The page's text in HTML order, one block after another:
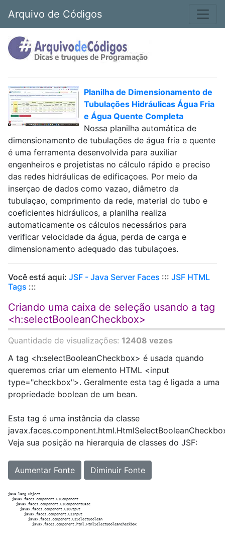
Arquivo de Códigos
Planilha de Dimensionamento de
Tubulações Hidráulicas Água Fria
e Água Quente Completa
Nossa planilha automática de
dimensionamento de tubulações de água fria e quente
é uma ferramenta desenvolvida para auxiliar
engenheiros e projetistas no cálculo rápido e preciso
das redes hidráulicas de edificaçoes. Por meio da
inserçao de dados como vazao, diâmetro da
tubulaçao, comprimento da rede, material do tubo e
coeficientes hidráulicos, a planilha realiza
automaticamente os cálculos necessários para
verificar velocidade da água, perda de carga e
dimensionamento adequado das tubulaçoes.
Você está aqui: JSF - Java Server Faces ::: JSF HTML
Tags :::
Criando uma caixa de seleção usando a tag
<h:selectBooleanCheckbox>
Quantidade de visualizações: 12408 vezes
A tag <h:selectBooleanCheckbox> é usada quando
queremos criar um elemento HTML <input
type="checkbox">. Geralmente esta tag é ligada a uma
propriedade boolean de um bean.
Esta tag é uma instância da classe
Veja sua posição na hierarquia de classes do JSF:
Aumentar Fonte Diminuir Fonte
java.lang.Object
  javax.faces.component.UIComponent
    javax.faces.component.UIComponentBase
      javax.faces.component.UIOutput
        javax.faces.component.UIInput
          javax.faces.component.UISelectBoolean